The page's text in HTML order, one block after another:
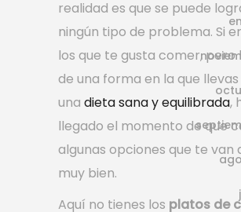
realidad es que se puede
ningún tipo de problema. Si
los que te gusta comer, pero
de una forma en la que
una dieta sana y equilibrada,
llegado el momento de que
algunas opciones que te van
muy bien.
Aquí no tienes los platos de